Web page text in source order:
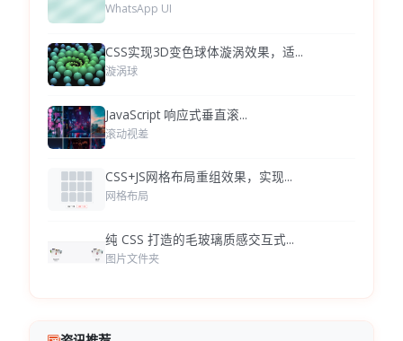
WhatsApp UI
CSS实现3D变色球体漩涡效果，适...
漩涡球
JavaScript 响应式垂直滚...
滚动视差
CSS+JS网格布局重组效果，实现...
网格布局
纯 CSS 打造的毛玻璃质感交互式...
图片文件夹